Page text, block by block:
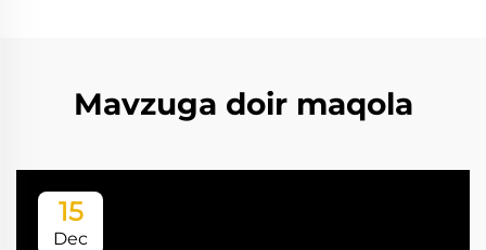
Mavzuga doir maqola
15
Dec